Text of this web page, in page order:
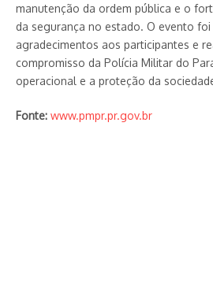
manutenção da ordem pública e o
da segurança no estado. O evento
agradecimentos aos participantes e
compromisso da Polícia Militar do
operacional e a proteção da
Fonte: www.pmpr.pr.gov.br